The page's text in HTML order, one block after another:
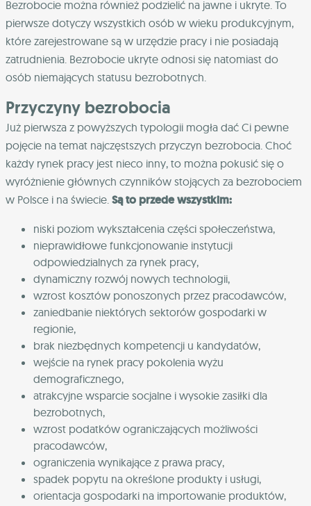
Bezrobocie można również podzielić na jawne i ukryte. To
pierwsze dotyczy wszystkich osób w wieku produkcyjnym,
które zarejestrowane są w urzędzie pracy i nie posiadają
zatrudnienia. Bezrobocie ukryte odnosi się natomiast do
osób niemających statusu bezrobotnych.
Przyczyny bezrobocia
Już pierwsza z powyższych typologii mogła dać Ci pewne
pojęcie na temat najczęstszych przyczyn bezrobocia. Choć
każdy rynek pracy jest nieco inny, to można pokusić się o
wyróżnienie głównych czynników stojących za bezrobociem
w Polsce i na świecie. Są to przede wszystkim:
niski poziom wykształcenia części społeczeństwa,
nieprawidłowe funkcjonowanie instytucji
odpowiedzialnych za rynek pracy,
dynamiczny rozwój nowych technologii,
wzrost kosztów ponoszonych przez pracodawców,
zaniedbanie niektórych sektorów gospodarki w
regionie,
brak niezbędnych kompetencji u kandydatów,
wejście na rynek pracy pokolenia wyżu
demograficznego,
atrakcyjne wsparcie socjalne i wysokie zasiłki dla
bezrobotnych,
wzrost podatków ograniczających możliwości
pracodawców,
ograniczenia wynikające z prawa pracy,
spadek popytu na określone produkty i usługi,
orientacja gospodarki na importowanie produktów,